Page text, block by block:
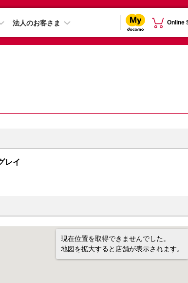
法人のお客さま Online
レイ
現在位置を取得できませんでした。
地図を拡大すると店舗が表示されます。